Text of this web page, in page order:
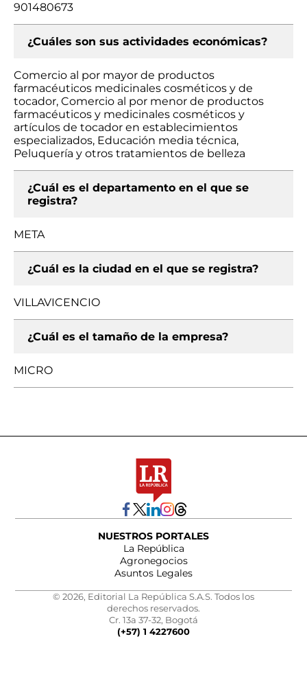
901480673
¿Cuáles son sus actividades económicas?
Comercio al por mayor de productos
farmacéuticos medicinales cosméticos y de
tocador, Comercio al por menor de productos
farmacéuticos y medicinales cosméticos y
artículos de tocador en establecimientos
especializados, Educación media técnica,
Peluquería y otros tratamientos de belleza
¿Cuál es el departamento en el que se
registra?
META
¿Cuál es la ciudad en el que se registra?
VILLAVICENCIO
¿Cuál es el tamaño de la empresa?
MICRO
NUESTROS PORTALES
La República
Agronegocios
Asuntos Legales
© 2026, Editorial La República S.A.S. Todos los
derechos reservados.
Cr. 13a 37-32, Bogotá
(+57) 1 4227600